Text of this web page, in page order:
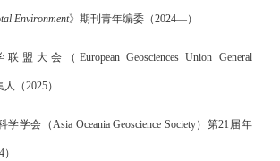
Environment》期刊青年编委（2024—）
盟大会（European Geosciences Union General
人（2025）
学学会（Asia Oceania Geoscience Society）第21 届年
）